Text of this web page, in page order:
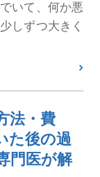
いて、何か悪
しずつ大きく
法・費
た後の過
門医が解